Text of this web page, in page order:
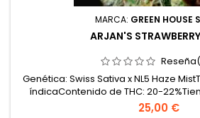
MARCA: GREEN HOUSE
ARJAN'S
Genética: Swiss Sativa x NL5 Haze
índicaContenido de THC: 20-
semanas en interiorProducción
25,00 €